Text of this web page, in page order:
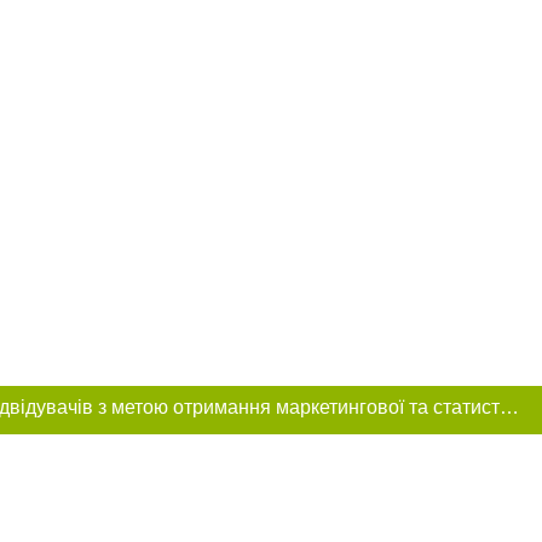
Цей сайт використовує «cookies». Також веб-сайт використовує інтернет-сервіс для збору технічних даних стосовно відвідувачів з метою отримання маркетингової та статистичної інформації. Умови обробки даних відвідувачів сайту див.